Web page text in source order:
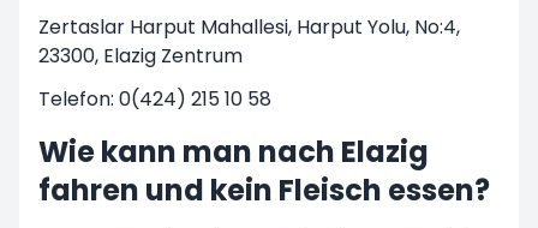
Zertaslar Harput Mahallesi, Harput Yolu, No:4,
23300, Elazig Zentrum
Telefon: 0(424) 215 10 58
Wie kann man nach Elazig
fahren und kein Fleisch essen?